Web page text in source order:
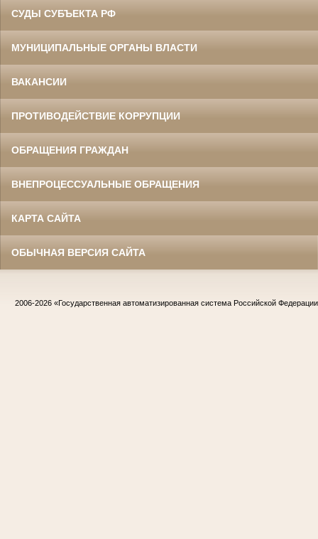
СУДЫ СУБЪЕКТА РФ
МУНИЦИПАЛЬНЫЕ ОРГАНЫ ВЛАСТИ
ВАКАНСИИ
ПРОТИВОДЕЙСТВИЕ КОРРУПЦИИ
ОБРАЩЕНИЯ ГРАЖДАН
ВНЕПРОЦЕССУАЛЬНЫЕ ОБРАЩЕНИЯ
КАРТА САЙТА
ОБЫЧНАЯ ВЕРСИЯ САЙТА
2006-2026 «Государственная автоматизированная система Российской